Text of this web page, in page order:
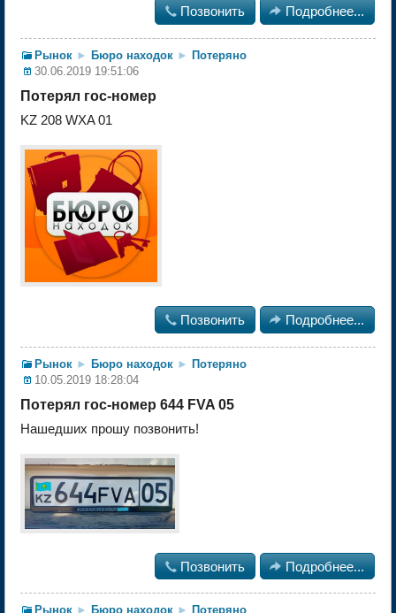
 Позвонить  Подробнее...
Рынок ► Бюро находок ► Потеряно
30.06.2019 19:51:06
Потерял гос-номер
KZ 208 WXA 01
 Позвонить  Подробнее...
Рынок ► Бюро находок ► Потеряно
10.05.2019 18:28:04
Потерял гос-номер 644 FVA 05
Нашедших прошу позвонить!
 Позвонить  Подробнее...
Рынок ► Бюро находок ► Потеряно